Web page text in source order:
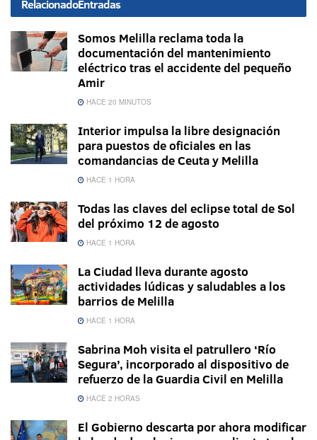
RelacionadoEntradas
Somos Melilla reclama toda la
documentación del mantenimiento
eléctrico tras el accidente del pequeño
Amir
HACE 20 MINUTOS
Interior impulsa la libre designación
para puestos de oficiales en las
comandancias de Ceuta y Melilla
HACE 1 HORA
Todas las claves del eclipse total de Sol
del próximo 12 de agosto
HACE 1 HORA
La Ciudad lleva durante agosto
actividades lúdicas y saludables a los
barrios de Melilla
HACE 1 HORA
Sabrina Moh visita el patrullero ‘Río
Segura’, incorporado al dispositivo de
refuerzo de la Guardia Civil en Melilla
HACE 2 HORAS
El Gobierno descarta por ahora modificar